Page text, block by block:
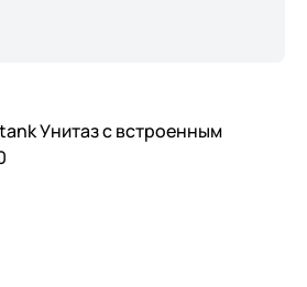
Унитаз с встроенным